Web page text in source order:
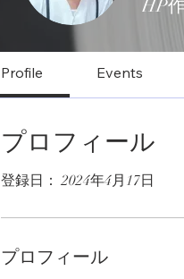
HP
ぶど
Profile Events
プロフィール
登録日： 2024年4月17日
プロフィール